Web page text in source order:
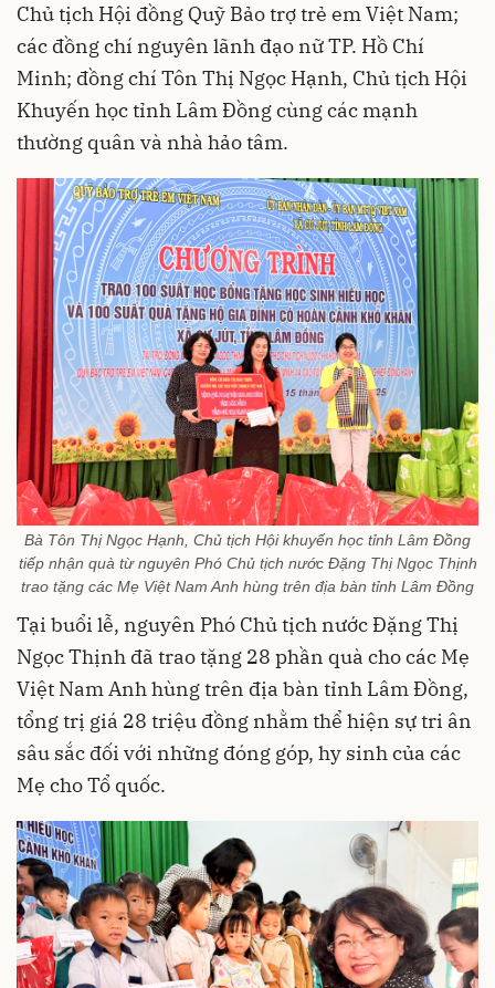
Chủ tịch Hội đồng Quỹ Bảo trợ trẻ em Việt Nam;
các đồng chí nguyên lãnh đạo nữ TP. Hồ Chí
Minh; đồng chí Tôn Thị Ngọc Hạnh, Chủ tịch Hội
Khuyến học tỉnh Lâm Đồng cùng các mạnh
thường quân và nhà hảo tâm.
Bà Tôn Thị Ngọc Hạnh, Chủ tịch Hội khuyến học tỉnh Lâm Đồng
tiếp nhận quà từ nguyên Phó Chủ tịch nước Đặng Thị Ngọc Thịnh
trao tặng các Mẹ Việt Nam Anh hùng trên địa bàn tỉnh Lâm Đồng
Tại buổi lễ, nguyên Phó Chủ tịch nước Đặng Thị
Ngọc Thịnh đã trao tặng 28 phần quà cho các Mẹ
Việt Nam Anh hùng trên địa bàn tỉnh Lâm Đồng,
tổng trị giá 28 triệu đồng nhằm thể hiện sự tri ân
sâu sắc đối với những đóng góp, hy sinh của các
Mẹ cho Tổ quốc.